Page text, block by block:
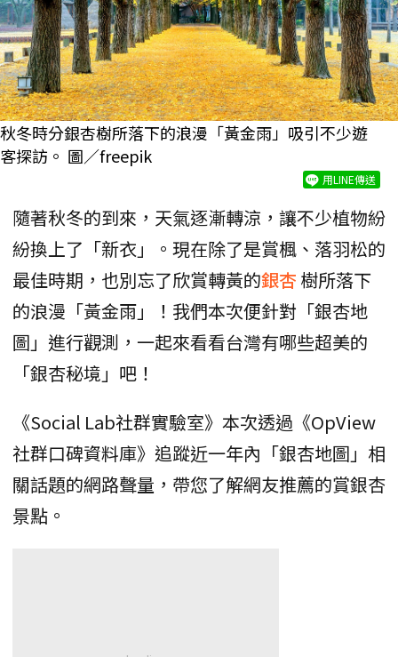
秋冬時分銀杏樹所落下的浪漫「黃金雨」吸引不少遊
客探訪。 圖／freepik
用LINE傳送
隨著秋冬的到來，天氣逐漸轉涼，讓不少植物紛
紛換上了「新衣」。現在除了是賞楓、落羽松的
最佳時期，也別忘了欣賞轉黃的銀杏 樹所落下
的浪漫「黃金雨」！我們本次便針對「銀杏地
圖」進行觀測，一起來看看台灣有哪些超美的
「銀杏秘境」吧！
《Social Lab社群實驗室》本次透過《OpView
社群口碑資料庫》追蹤近一年內「銀杏地圖」相
關話題的網路聲量，帶您了解網友推薦的賞銀杏
景點。